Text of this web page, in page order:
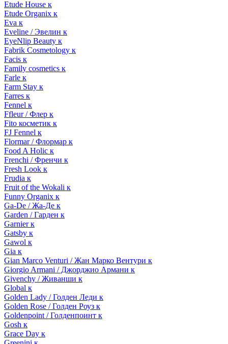
Etude House к
Etude Organix к
Eva к
Eveline / Эвелин к
EyeNlip Beauty к
Fabrik Cosmetology к
Facis к
Family cosmetics к
Farle к
Farm Stay к
Farres к
Fennel к
Ffleur / Флер к
Fito косметик к
FJ Fennel к
Flormar / Флормар к
Food A Holic к
Frenchi / Френчи к
Fresh Look к
Frudia к
Fruit of the Wokali к
Funny Organix к
Ga-De / Жа-Де к
Garden / Гарден к
Garnier к
Gatsby к
Gawol к
Gia к
Gian Marco Venturi / Жан Марко Вентури к
Giorgio Armani / Джорджио Армани к
Givenchy / Живанши к
Global к
Golden Lady / Голден Леди к
Golden Rose / Голден Роуз к
Goldenpoint / Голденпоинт к
Gosh к
Grace Day к